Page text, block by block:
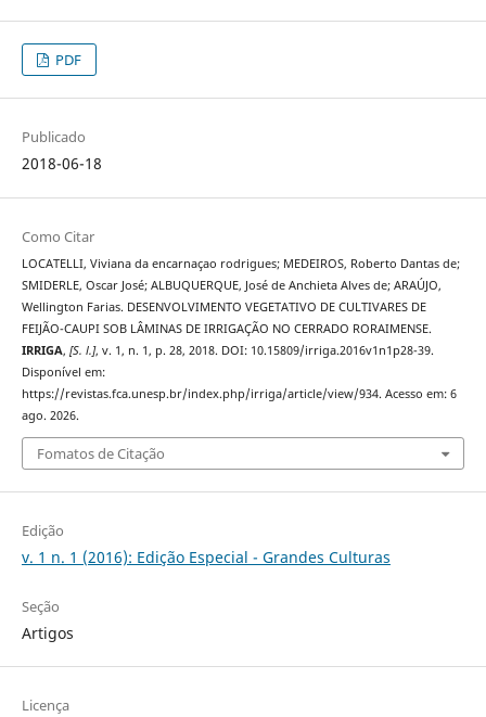
PDF
Publicado
2018-06-18
Como Citar
LOCATELLI, Viviana da encarnaçao rodrigues; MEDEIROS, Roberto Dantas de;
SMIDERLE, Oscar José; ALBUQUERQUE, José de Anchieta Alves de; ARAÚJO,
Wellington Farias. DESENVOLVIMENTO VEGETATIVO DE CULTIVARES DE
FEIJÃO-CAUPI SOB LÂMINAS DE IRRIGAÇÃO NO CERRADO RORAIMENSE.
IRRIGA, [S. l.], v. 1, n. 1, p. 28, 2018. DOI: 10.15809/irriga.2016v1n1p28-39.
Disponível em:
https://revistas.fca.unesp.br/index.php/irriga/article/view/934. Acesso em: 6
ago. 2026.
Fomatos de Citação
Edição
v. 1 n. 1 (2016): Edição Especial - Grandes Culturas
Seção
Artigos
Licença